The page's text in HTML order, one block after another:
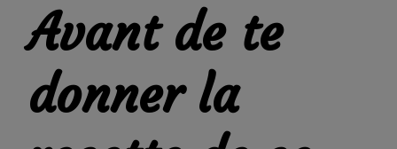
Avant de te
donner la